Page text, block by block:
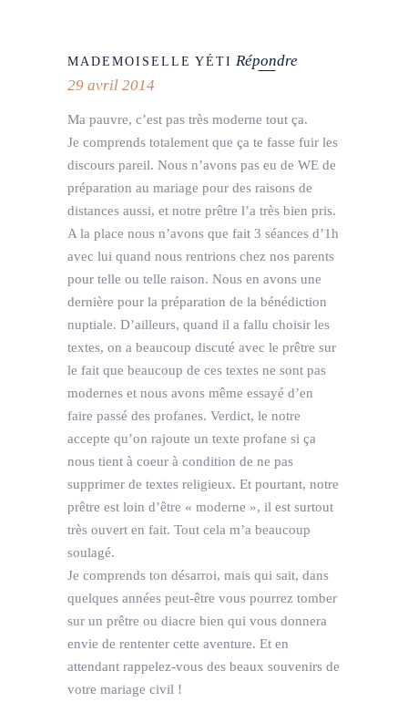
MADEMOISELLE YÉTI Répondre
29 avril 2014
Ma pauvre, c’est pas très moderne tout ça.
Je comprends totalement que ça te fasse fuir les
discours pareil. Nous n’avons pas eu de WE de
préparation au mariage pour des raisons de
distances aussi, et notre prêtre l’a très bien pris.
A la place nous n’avons que fait 3 séances d’1h
avec lui quand nous rentrions chez nos parents
pour telle ou telle raison. Nous en avons une
dernière pour la préparation de la bénédiction
nuptiale. D’ailleurs, quand il a fallu choisir les
textes, on a beaucoup discuté avec le prêtre sur
le fait que beaucoup de ces textes ne sont pas
modernes et nous avons même essayé d’en
faire passé des profanes. Verdict, le notre
accepte qu’on rajoute un texte profane si ça
nous tient à coeur à condition de ne pas
supprimer de textes religieux. Et pourtant, notre
prêtre est loin d’être « moderne », il est surtout
très ouvert en fait. Tout cela m’a beaucoup
soulagé.
Je comprends ton désarroi, mais qui sait, dans
quelques années peut-être vous pourrez tomber
sur un prêtre ou diacre bien qui vous donnera
envie de rententer cette aventure. Et en
attendant rappelez-vous des beaux souvenirs de
votre mariage civil !